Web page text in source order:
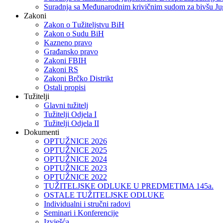
Suradnja sa Međunarodnim krivičnim sudom za bivšu
Zakoni
Zakon o Тužiteljstvu BiH
Zakon o Sudu BiH
Kazneno pravo
Građansko pravo
Zakoni FBIH
Zakoni RS
Zakoni Brčko Distrikt
Ostali propisi
Tužitelji
Glavni tužitelj
Tužitelji Odjela I
Tužitelji Odjela II
Dokumenti
OPTUŽNICE 2026
OPTUŽNICE 2025
OPTUŽNICE 2024
OPTUŽNICE 2023
OPTUŽNICE 2022
TUŽITELJSKE ODLUKE U PREDMETIMA 145a.
OSTALE TUŽITELJSKE ODLUKE
Individualni i stručni radovi
Seminari i Konferencije